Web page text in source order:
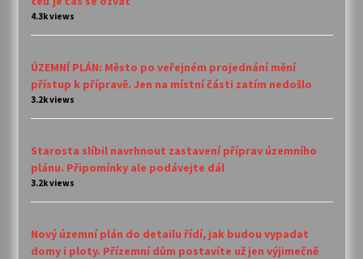
4.3k views
ÚZEMNÍ PLÁN: Město po veřejném projednání mění
přístup k přípravě. Jen na místní části zatím nedošlo
3.2k views
Starosta slíbil navrhnout zastavení příprav územního
plánu. Připomínky ale podávejte dál
3.2k views
Nový územní plán do detailu řídí, jak budou vypadat
domy i ploty. Přízemní dům postavíte už jen výjimečně